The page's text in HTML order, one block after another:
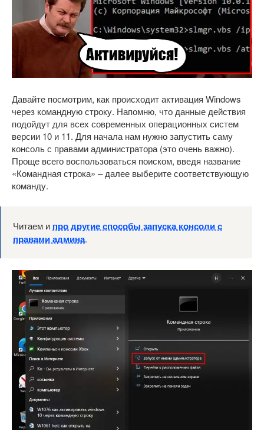
Давайте посмотрим, как происходит активация Windows
через командную строку. Напомню, что данные действия
подойдут для всех современных операционных систем
версии 10 и 11. Для начала нам нужно запустить саму
консоль с правами администратора (это очень важно).
Проще всего воспользоваться поиском, введя название
«Командная строка» – далее выберите соответствующую
команду.
Читаем и про другие способы запуска консоли с
правами админа.